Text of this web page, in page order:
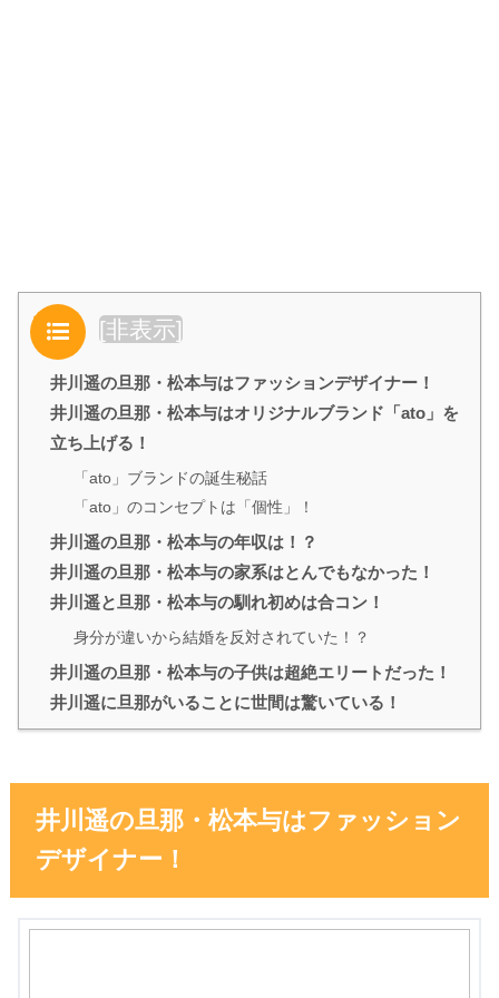
目次 [非表示]
井川遥の旦那・松本与はファッションデザイナー！
井川遥の旦那・松本与はオリジナルブランド「ato」を
立ち上げる！
「ato」ブランドの誕生秘話
「ato」のコンセプトは「個性」！
井川遥の旦那・松本与の年収は！？
井川遥の旦那・松本与の家系はとんでもなかった！
井川遥と旦那・松本与の馴れ初めは合コン！
身分が違いから結婚を反対されていた！？
井川遥の旦那・松本与の子供は超絶エリートだった！
井川遥に旦那がいることに世間は驚いている！
井川遥の旦那・松本与はファッション
デザイナー！